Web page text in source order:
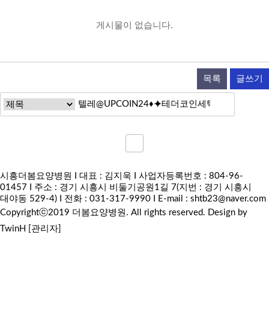
게시물이 없습니다.
목록 글쓰기
시흥더봄요양병원 I 대표 : 김지욱 I 사업자등록번호 : 804-96-
01457 I 주소 : 경기 시흥시 비둘기공원1길 7(지번 : 경기 시흥시
대야동 529-4) I 전화 : 031-317-9990 I E-mail : shtb23@naver.com
Copyrightⓒ2019 더봄요양병원. All rights reserved. Design by
TwinH
[관리자]